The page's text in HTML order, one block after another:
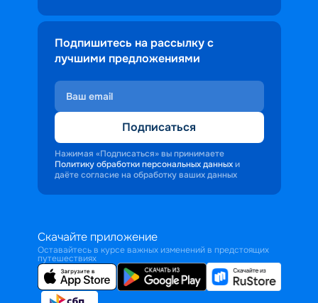
Подпишитесь на рассылку с
лучшими предложениями
Подписаться
Нажимая «Подписаться» вы принимаете
Политику обработки персональных данных и
даёте согласие на обработку ваших данных
Скачайте приложение
Оставайтесь в курсе важных изменений в предстоящих
путешествиях